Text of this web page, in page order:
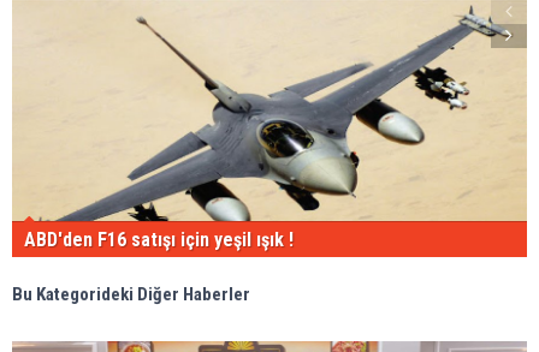
ABD'den F16 satışı için yeşil ışık !
Bu Kategorideki Diğer Haberler